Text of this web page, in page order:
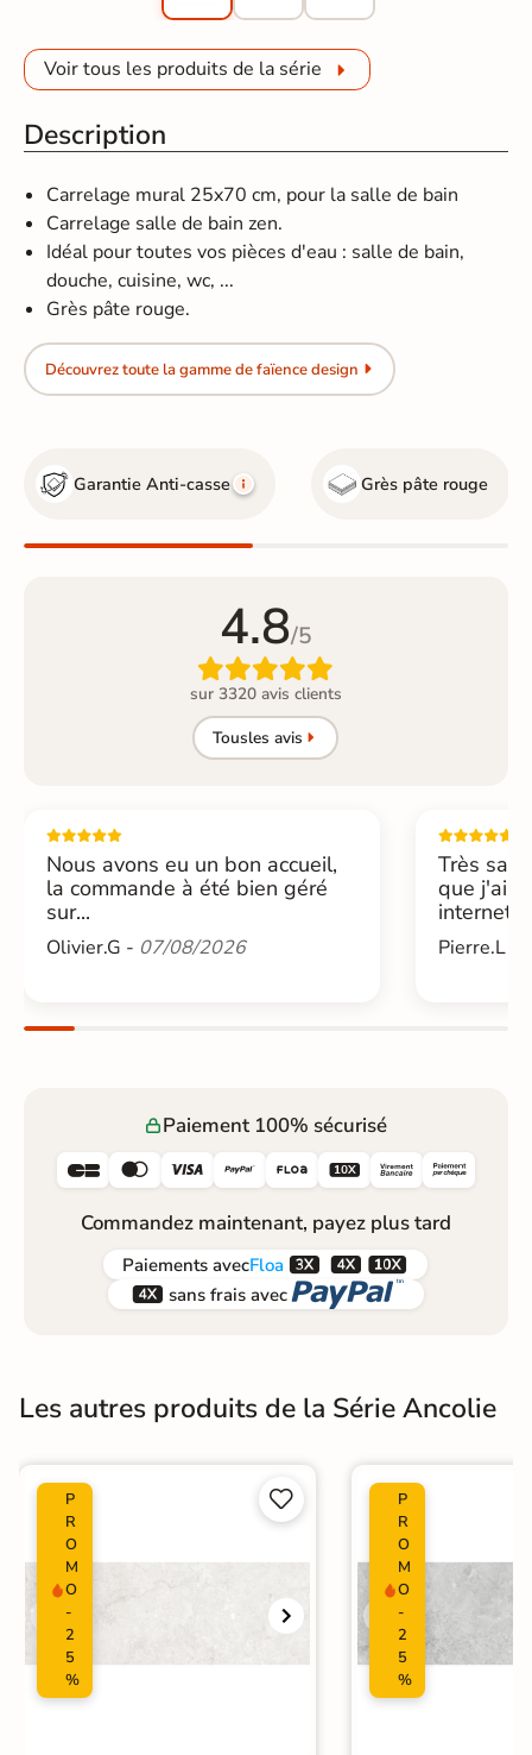
Voir tous les produits de la série
Description
Carrelage mural 25x70 cm, pour la salle de bain
Carrelage salle de bain zen.
Idéal pour toutes vos pièces d'eau : salle de bain,
douche, cuisine, wc, ...
Grès pâte rouge.
Découvrez toute la gamme de faïence design
Garantie Anti-casse Grès pâte rouge
4.8/5

sur 3320 avis clients
Tousles avis
Nous avons eu un bon accueil,
la commande à été bien géré
sur...
Olivier.G - 07/08/2026
Très
que j'ai
internet....
Pierre.L -
Paiement 100% sécurisé
     
Commandez maintenant, payez plus tard
Paiements avecFloa  
 sans frais avec 
Les autres produits de la Série Ancolie
P
R
O
M
O
-
2
5
%


P
R
O
M
O
-
2
5
%